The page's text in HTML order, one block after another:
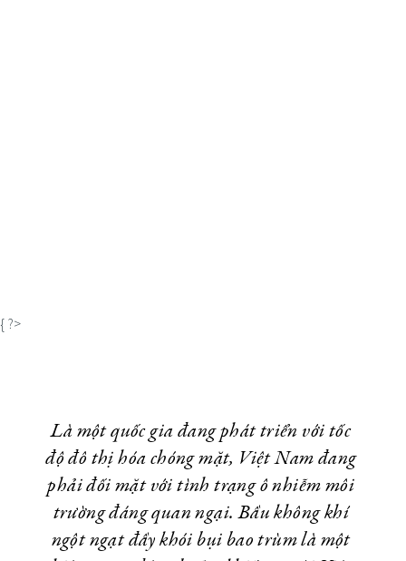
{ ?>
Là một quốc gia đang phát triển với tốc
độ đô thị hóa chóng mặt, Việt Nam đang
phải đối mặt với tình trạng ô nhiễm môi
trường đáng quan ngại. Bầu không khí
ngột ngạt đầy khói bụi bao trùm là một